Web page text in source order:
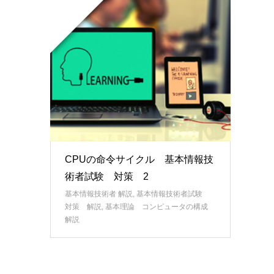
CPUの命令サイクル 基本情報技
術者試験 対策 2
基本情報技術者 解説, 基本情報技術者試験
対策 解説, 基本理論 コンピュータの構成
解説